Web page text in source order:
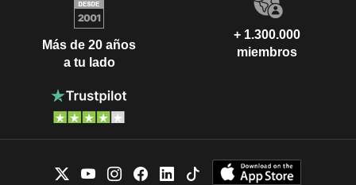
Más de 20 años
a tu lado
+ 1.300.000
miembros